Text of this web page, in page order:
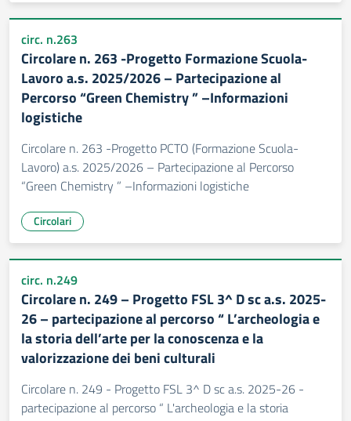
circ. n.263
Circolare n. 263 -Progetto Formazione Scuola-
Lavoro a.s. 2025/2026 – Partecipazione al
Percorso “Green Chemistry ” –Informazioni
logistiche
Circolare n. 263 -Progetto PCTO (Formazione Scuola-
Lavoro) a.s. 2025/2026 – Partecipazione al Percorso
“Green Chemistry ” –Informazioni logistiche
Circolari
circ. n.249
Circolare n. 249 – Progetto FSL 3^ D sc a.s. 2025-
26 – partecipazione al percorso “ L’archeologia e
la storia dell’arte per la conoscenza e la
valorizzazione dei beni culturali
Circolare n. 249 - Progetto FSL 3^ D sc a.s. 2025-26 -
partecipazione al percorso “ L'archeologia e la storia